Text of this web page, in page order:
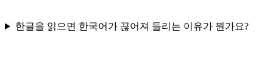
한글을 읽으면 한국어가 끊어져 들리는 이유가 뭔가요?